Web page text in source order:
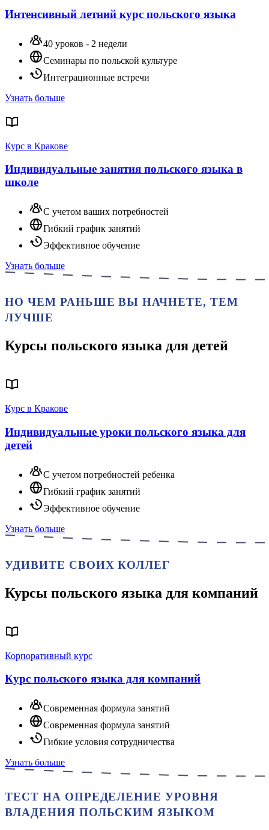
Интенсивный летний курс польского языка
40 уроков - 2 недели
Семинары по польской культуре
Интеграционные встречи
Узнать больше
Курс в Кракове
Индивидуальные занятия польского языка в
школе
С учетом ваших потребностей
Гибкий график занятий
Эффективное обучение
Узнать больше
НО ЧЕМ РАНЬШЕ ВЫ НАЧНЕТЕ, ТЕМ
ЛУЧШЕ
Курсы польского языка для детей
Курс в Кракове
Индивидуальные уроки польского языка для
детей
С учетом потребностей ребенка
Гибкий график занятий
Эффективное обучение
Узнать больше
УДИВИТЕ СВОИХ КОЛЛЕГ
Курсы польского языка для компаний
Корпоративный курс
Курс польского языка для компаний
Современная формула занятий
Современная формула занятий
Гибкие условия сотрудничества
Узнать больше
ТЕСТ НА ОПРЕДЕЛЕНИЕ УРОВНЯ
ВЛАДЕНИЯ ПОЛЬСКИМ ЯЗЫКОМ